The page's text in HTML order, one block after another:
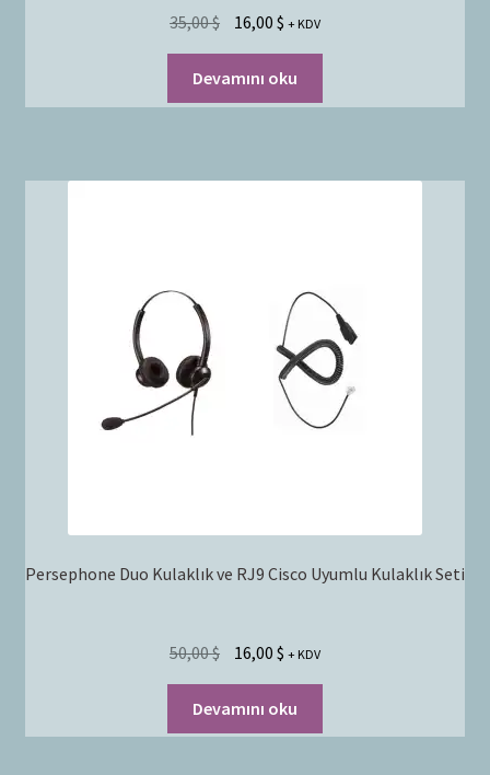
35,00$ 16,00 $ + KDV
Devamını oku
Persephone Duo Kulaklık ve RJ9 Cisco Uyumlu Kulaklık Seti
50,00$ 16,00 $ + KDV
Devamını oku